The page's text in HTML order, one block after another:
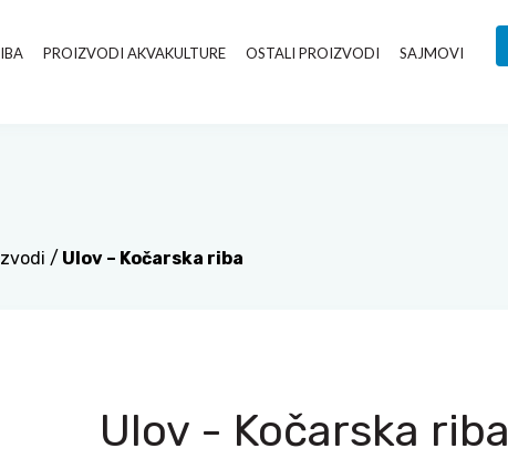
PROIZVODI AKVAKULTURE OSTALI PROIZVODI SAJMOVI
/ Ulov – Kočarska riba
Ulov - Kočarska riba